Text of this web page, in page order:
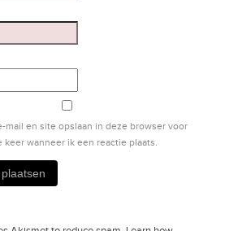
mail en site opslaan in deze browser voor
keer wanneer ik een reactie plaats.